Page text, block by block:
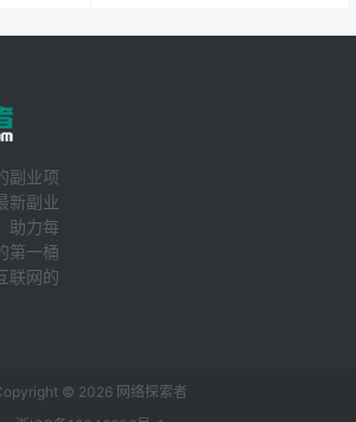
副业项
新副业
助力每
第一桶
联网的
© 2026 网络探索者